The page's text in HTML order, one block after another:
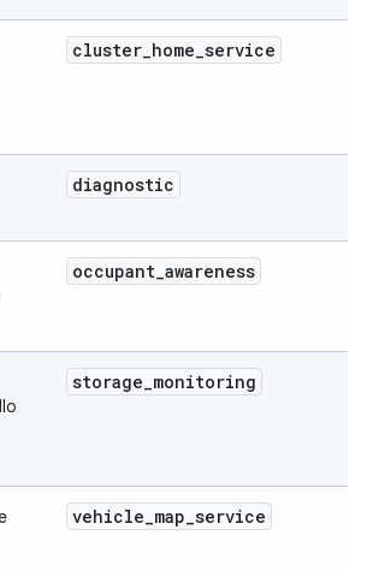
cluster_home_service
diagnostic
occupant_awareness
storage_monitoring
vehicle_map_service